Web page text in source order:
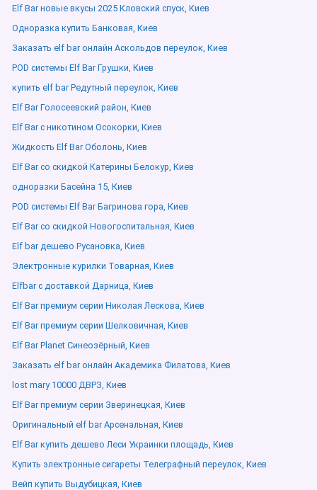
Elf Bar новые вкусы 2025 Кловский спуск, Киев
Одноразка купить Банковая, Киев
Заказать elf bar онлайн Аскольдов переулок, Киев
POD системы Elf Bar Грушки, Киев
купить elf bar Редутный переулок, Киев
Elf Bar Голосеевский район, Киев
Elf Bar с никотином Осокорки, Киев
Жидкость Elf Bar Оболонь, Киев
Elf Bar со скидкой Катерины Белокур, Киев
одноразки Басейна 15, Киев
POD системы Elf Bar Багринова гора, Киев
Elf Bar со скидкой Новогоспитальная, Киев
Elf bar дешево Русановка, Киев
Электронные курилки Товарная, Киев
Elfbar с доставкой Дарница, Киев
Elf Bar премиум серии Николая Лескова, Киев
Elf Bar премиум серии Шелковичная, Киев
Elf Bar Planet Синеозёрный, Киев
Заказать elf bar онлайн Академика Филатова, Киев
lost mary 10000 ДВРЗ, Киев
Elf Bar премиум серии Зверинецкая, Киев
Оригинальный elf bar Арсенальная, Киев
Elf Bar купить дешево Леси Украинки площадь, Киев
Купить электронные сигареты Телеграфный переулок, Киев
Вейп купить Выдубицкая, Киев